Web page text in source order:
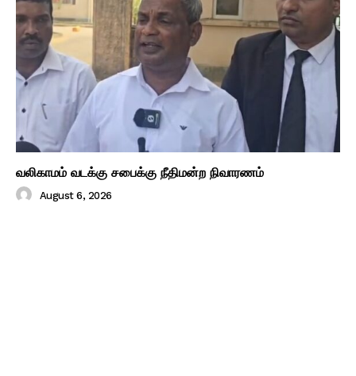
வலிகாமம் வடக்கு சபைக்கு நீதிமன்ற நிவாரணம்
August 6, 2026